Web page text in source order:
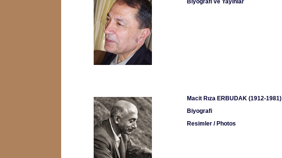
Biyografi ve Yayınlar
Macit Rıza ERBUDAK (1912-1981)
Biyografi
Resimler / Photos